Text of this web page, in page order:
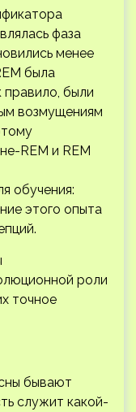
фаза
менее
была
правило, были
возмущениям
REM и REM
обучения:
этого опыта
роли
точное
бывают
служит какой-